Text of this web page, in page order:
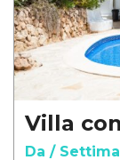
Villa
Da /